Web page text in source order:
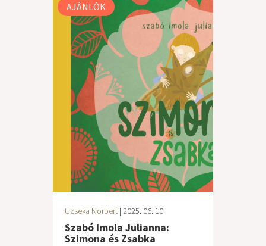
AJÁNLÓK
Uzseka Norbert | 2025. 06. 10.
Szabó Imola Julianna:
Szimona és Zsabka